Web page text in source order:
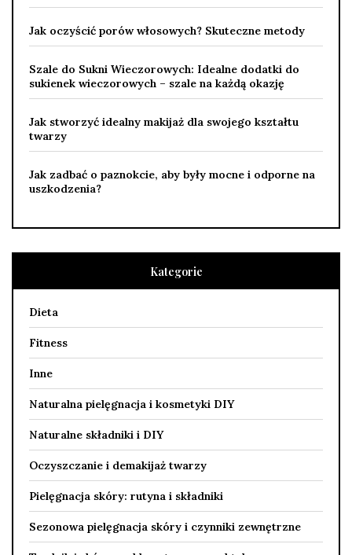
Jak oczyścić porów włosowych? Skuteczne metody
Szale do Sukni Wieczorowych: Idealne dodatki do
sukienek wieczorowych – szale na każdą okazję
Jak stworzyć idealny makijaż dla swojego kształtu
twarzy
Jak zadbać o paznokcie, aby były mocne i odporne na
uszkodzenia?
Kategorie
Dieta
Fitness
Inne
Naturalna pielęgnacja i kosmetyki DIY
Naturalne składniki i DIY
Oczyszczanie i demakijaż twarzy
Pielęgnacja skóry: rutyna i składniki
Sezonowa pielęgnacja skóry i czynniki zewnętrzne